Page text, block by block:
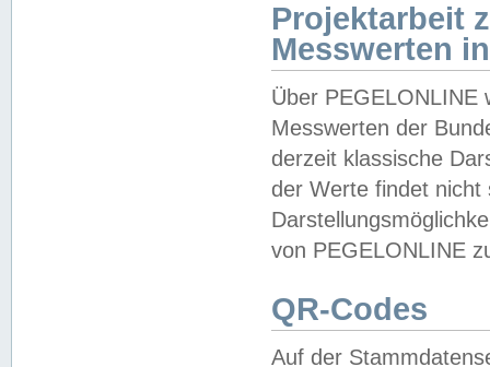
Projektarbeit
Messwerten
Über PEGELONLINE
Messwerten der
derzeit klassische
der Werte findet
von PEGELONLINE
QR-Codes
Auf der